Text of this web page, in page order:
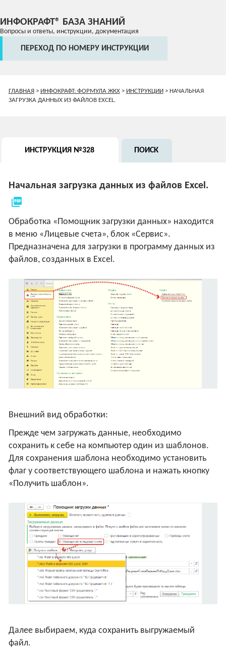
ИНФОКРАФТ® БАЗА ЗНАНИЙ
Вопросы и ответы, инструкции, документация
ПЕРЕХОД ПО НОМЕРУ ИНСТРУКЦИИ
ГЛАВНАЯ> ИНФОКРАФТ: ФОРМУЛА ЖКХ> ИНСТРУКЦИИ> НАЧАЛЬНАЯ
ЗАГРУЗКА ДАННЫХ ИЗ ФАЙЛОВ EXCEL.
ИНСТРУКЦИЯ №328 ПОИСК
Начальная загрузка данных из файлов Excel.
picture_as_pdf
Обработка «Помощник загрузки данных» находится
в меню «Лицевые счета», блок «Сервис».
Предназначена для загрузки в программу данных из
файлов, созданных в Excel.
Внешний вид обработки:
Прежде чем загружать данные, необходимо
сохранить к себе на компьютер один из шаблонов.
Для сохранения шаблона необходимо установить
флаг у соответствующего шаблона и нажать кнопку
«Получить шаблон».
Далее выбираем, куда сохранить выгружаемый
файл.